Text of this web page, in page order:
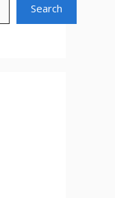
Search